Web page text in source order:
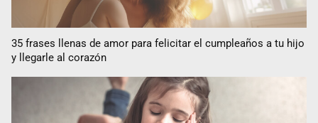
35 frases llenas de amor para felicitar el cumpleaños a tu hijo
y llegarle al corazón